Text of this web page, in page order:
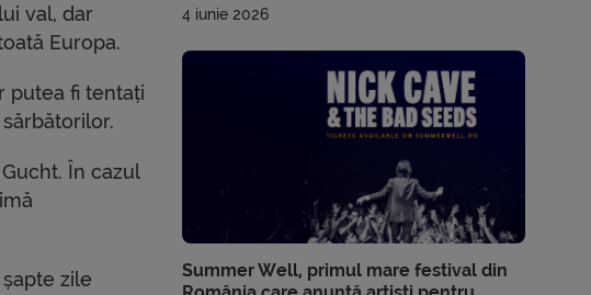
val, dar
Europa.
putea fi tentați
În cazul
zile
4 iunie 2026
Summer Well, primul mare festival din